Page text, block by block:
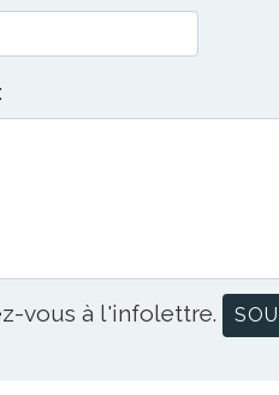
vous à l'infolettre.